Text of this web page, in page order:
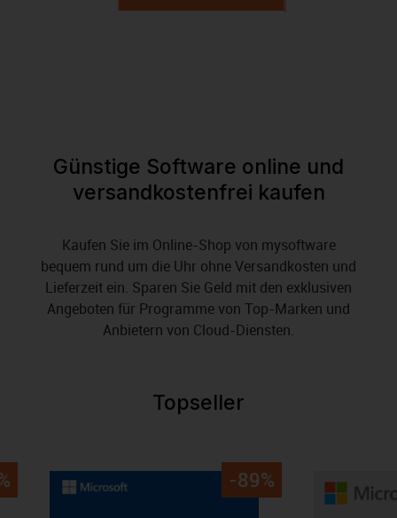
Günstige Software online und
versandkostenfrei kaufen
Kaufen Sie im Online-Shop von mysoftware
bequem rund um die Uhr ohne Versandkosten und
Lieferzeit ein. Sparen Sie Geld mit den exklusiven
Angeboten für Programme von Top-Marken und
Anbietern von Cloud-Diensten.
Topseller
Produktgalerie überspringen -89%